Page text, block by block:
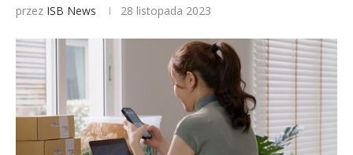
przez ISB News 28 listopada 2023